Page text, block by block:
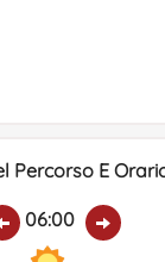
Percorso E
06:00